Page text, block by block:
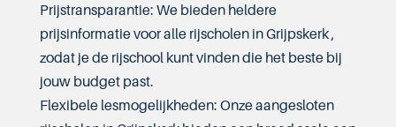
Prijstransparantie: We bieden heldere
prijsinformatie voor alle rijscholen in Grijpskerk ,
zodat je de rijschool kunt vinden die het beste bij
jouw budget past.
Flexibele lesmogelijkheden: Onze aangesloten